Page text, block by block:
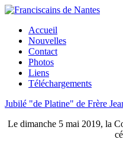
Accueil
Nouvelles
Contact
Photos
Liens
Téléchargements
Jubilé "de Platine" de Frère
Le dimanche 5 mai 2019, la